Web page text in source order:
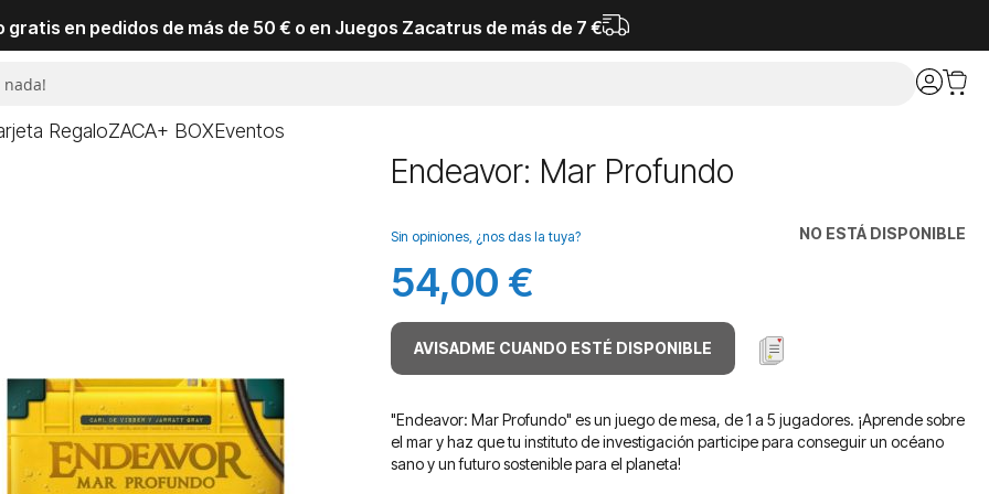
gratis en pedidos de más de 50 € o en Juegos Zacatrus de más de 7 €
RegaloZACA+ BOXEventos
Endeavor: Mar Profundo
NO ESTÁ DISPONIBLE
Sin opiniones, ¿nos das la tuya?
54,00 €
AVISADME CUANDO ESTÉ DISPONIBLE
"Endeavor: Mar Profundo" es un juego de mesa, de 1 a 5 jugadores. ¡Aprende sobre
el mar y haz que tu instituto de investigación participe para conseguir un océano
sano y un futuro sostenible para el planeta!